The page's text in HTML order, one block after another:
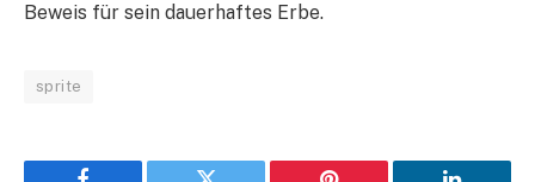
Beweis für sein dauerhaftes Erbe.
sprite